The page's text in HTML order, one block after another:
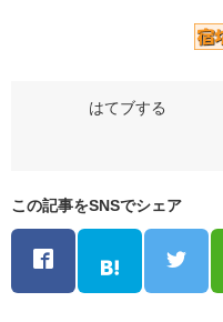
この記事をSNSでシェア